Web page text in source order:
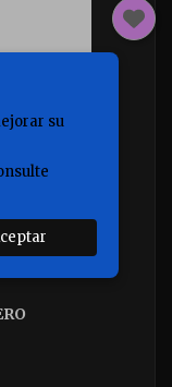
su